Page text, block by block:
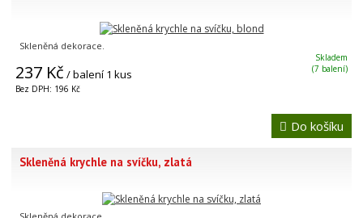
Skleněná dekorace.
237 Kč / balení 1 kus
Bez DPH: 196 Kč
Skladem
(7 balení)
Do košíku
Skleněná krychle na svíčku, zlatá